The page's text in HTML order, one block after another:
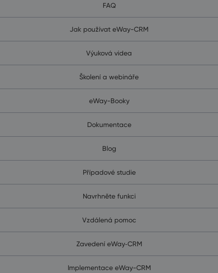
FAQ
Jak používat eWay-CRM
Výuková videa
Školení a webináře
eWay-Booky
Dokumentace
Blog
Případové studie
Navrhněte funkci
Vzdálená pomoc
Zavedení eWay‑CRM
Implementace eWay-CRM